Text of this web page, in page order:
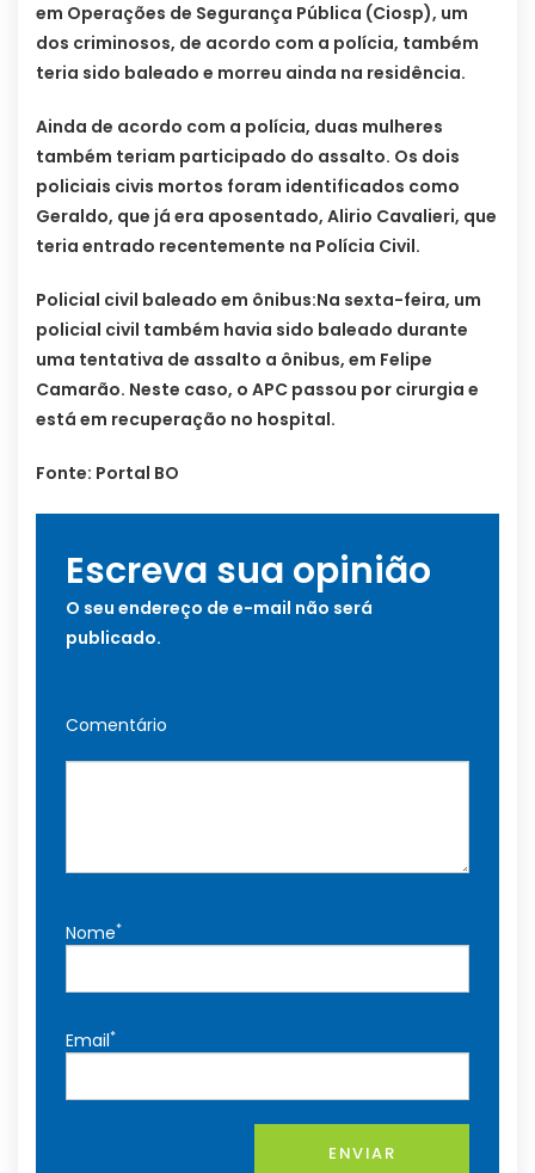
em Operações de Segurança Pública (Ciosp), um
dos criminosos, de acordo com a polícia, também
teria sido baleado e morreu ainda na residência.
Ainda de acordo com a polícia, duas mulheres
também teriam participado do assalto. Os dois
policiais civis mortos foram identificados como
Geraldo, que já era aposentado, Alirio Cavalieri, que
teria entrado recentemente na Polícia Civil.
Policial civil baleado em ônibus:Na sexta-feira, um
policial civil também havia sido baleado durante
uma tentativa de assalto a ônibus, em Felipe
Camarão. Neste caso, o APC passou por cirurgia e
está em recuperação no hospital.
Fonte: Portal BO
Escreva sua opinião
O seu endereço de e-mail não será
publicado.
Comentário
Nome*
Email*
ENVIAR